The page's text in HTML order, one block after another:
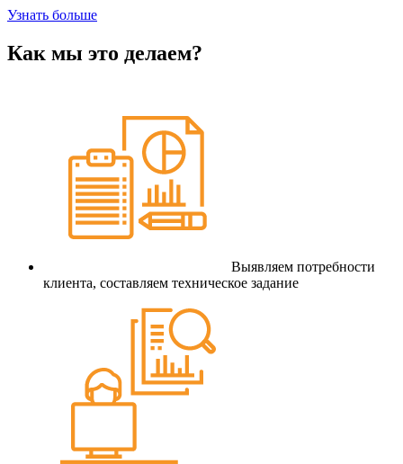
Узнать больше
Как мы это делаем?
Выявляем потребности
клиента, составляем техническое задание